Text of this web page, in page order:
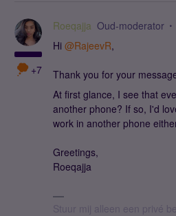
+7
Roeqajja Oud-moderator
Hi ​ @RajeevR,
Thank you for your
At first glance, I see that
another phone? If so, I'd
work in another phone
Greetings,
Roeqajja
Stuur mij alleen een privé